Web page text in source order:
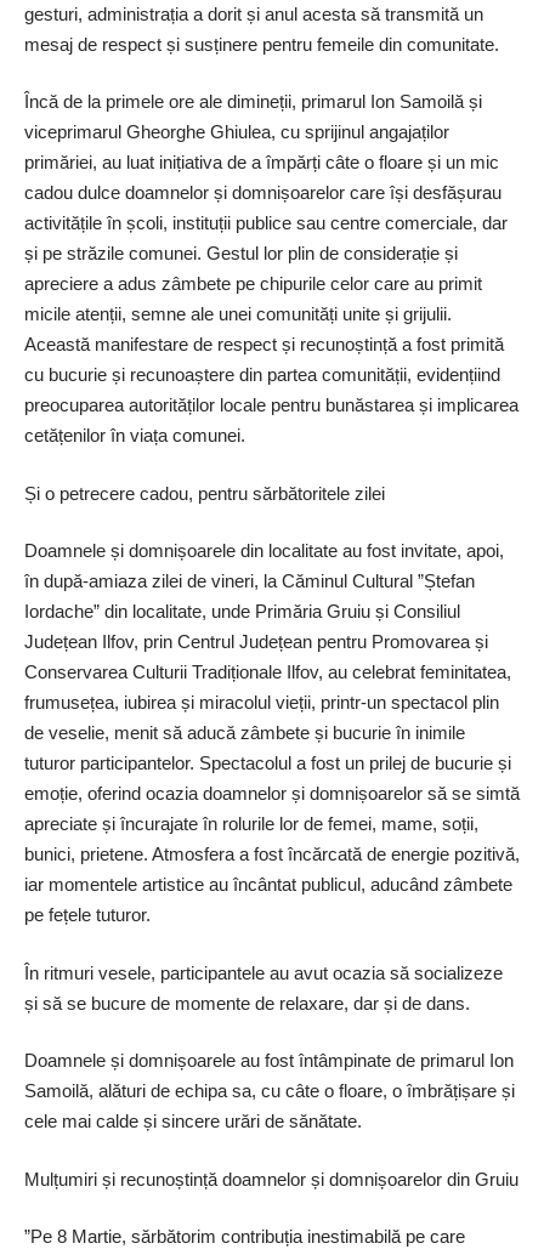
gesturi, administrația a dorit și anul acesta să transmită un
mesaj de respect și susținere pentru femeile din comunitate.
Încă de la primele ore ale dimineții, primarul Ion Samoilă și
viceprimarul Gheorghe Ghiulea, cu sprijinul angajaților
primăriei, au luat inițiativa de a împărți câte o floare și un mic
cadou dulce doamnelor și domnișoarelor care își desfășurau
activitățile în școli, instituții publice sau centre comerciale, dar
și pe străzile comunei. Gestul lor plin de considerație și
apreciere a adus zâmbete pe chipurile celor care au primit
micile atenții, semne ale unei comunități unite și grijulii.
Această manifestare de respect și recunoștință a fost primită
cu bucurie și recunoaștere din partea comunității, evidențiind
preocuparea autorităților locale pentru bunăstarea și implicarea
cetățenilor în viața comunei.
Și o petrecere cadou, pentru sărbătoritele zilei
Doamnele și domni­șoarele din localitate au fost invitate, apoi,
în ­după-amiaza zilei de vineri, la Căminul Cultural ”Ștefan
Iordache” din localitate, unde Primăria Gruiu și Consiliul
Județean Ilfov, prin Centrul Județean pentru Promovarea și
Conservarea Culturii Tradiționale Ilfov, au celebrat feminitatea,
frumusețea, iubirea și miracolul vieții, ­printr-un spectacol plin
de veselie, menit să aducă zâmbete și bucurie în inimile
tuturor participantelor. Spectacolul a fost un prilej de bucurie și
emoție, oferind ocazia doamnelor și domnișoarelor să se simtă
apreciate și încurajate în rolurile lor de femei, mame, soții,
bunici, prietene. Atmosfera a fost încărcată de energie pozitivă,
iar momentele artistice au încântat publicul, aducând zâmbete
pe fețele tuturor.
În ritmuri vesele, participantele au avut ocazia să socializeze
și să se bucure de momente de relaxare, dar și de dans.
Doamnele și dom­nișoa­rele au fost întâmpinate de primarul Ion
Samoilă, alături de echipa sa, cu câte o floare, o îmbrățișare și
cele mai calde și sincere urări de sănătate.
Mulțumiri și recunoștință doamnelor și domnișoarelor din Gruiu
”Pe 8 Martie, sărbătorim contribuția inestimabilă pe care